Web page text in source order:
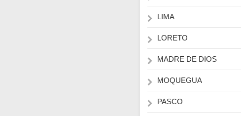
LIMA
LORETO
MADRE DE DIOS
MOQUEGUA
PASCO